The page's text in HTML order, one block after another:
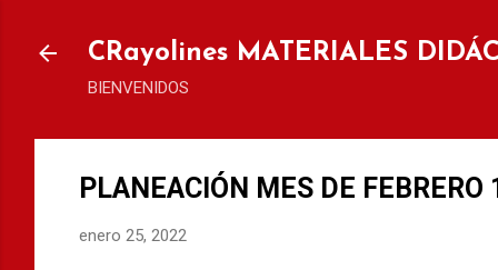
CRayolines MATERIALES
BIENVENIDOS
PLANEACIÓN MES DE FEBRERO
enero 25, 2022